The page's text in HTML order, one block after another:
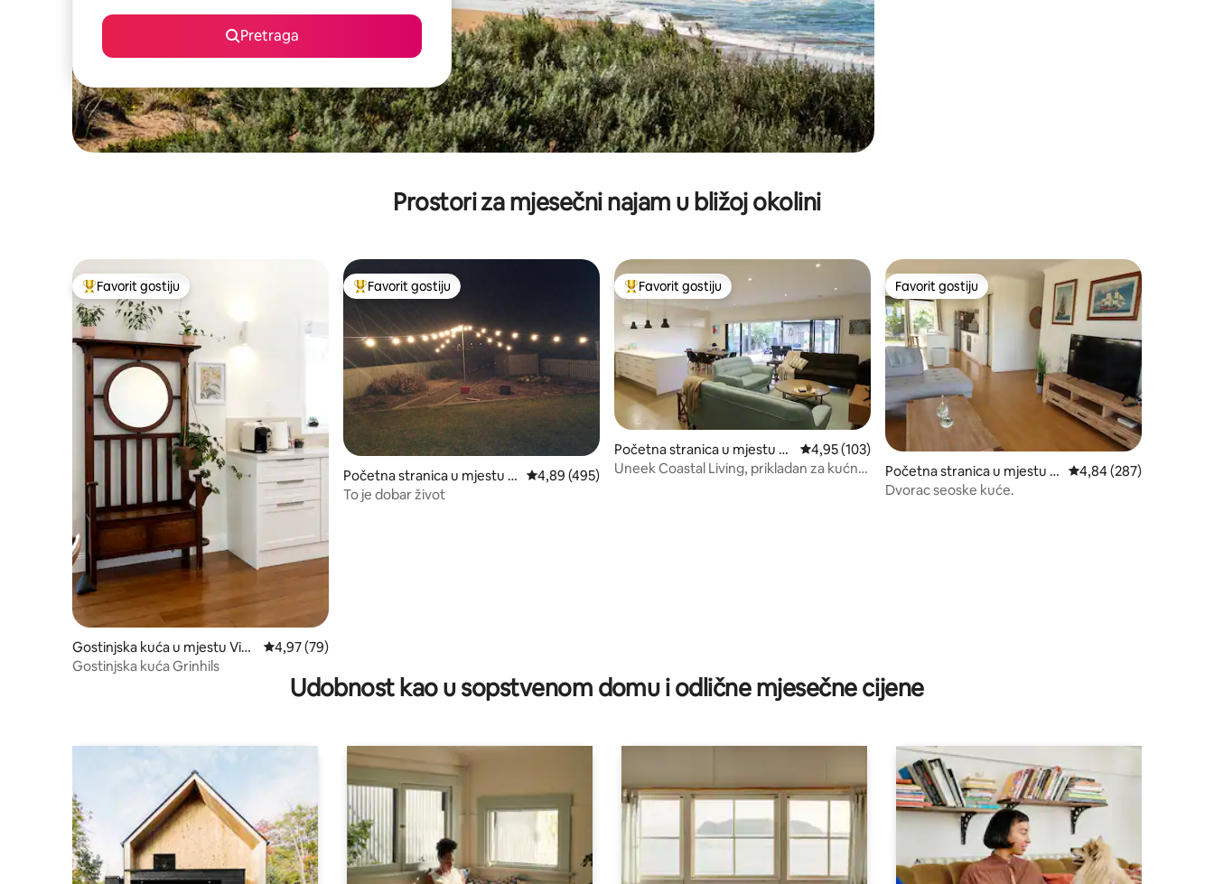
Pretraga
Prostori za mjesečni najam u bližoj okolini
Glavni favorit gostiju
Favorit gostiju
Gostinjska kuća u mjestu Vict
or Harbor
prosječna ocjena 4,97 od 5, recenzija: 79
4,97 (79)
Gostinjska kuća Grinhils
Glavni favorit gostiju
Favorit gostiju
Početna stranica u mjestu M
iddleton
prosječna ocjena 4,89 od 5, recenzija: 495
4,89 (495)
To je dobar život
Glavni favorit gostiju
Favorit gostiju
Početna stranica u mjestu U
vala Susreta
prosječna ocjena 4,95 od 5, recenzija: 103
4,95 (103)
Uneek Coastal Living, prikladan za kućne
Favorit gostiju
Favorit gostiju
Početna stranica u mjestu H
ayborough
prosječna ocjena 4,84
4,84 (287)
Dvorac seoske kuće.
Udobnost kao u sopstvenom domu i odlične mjesečne cijene